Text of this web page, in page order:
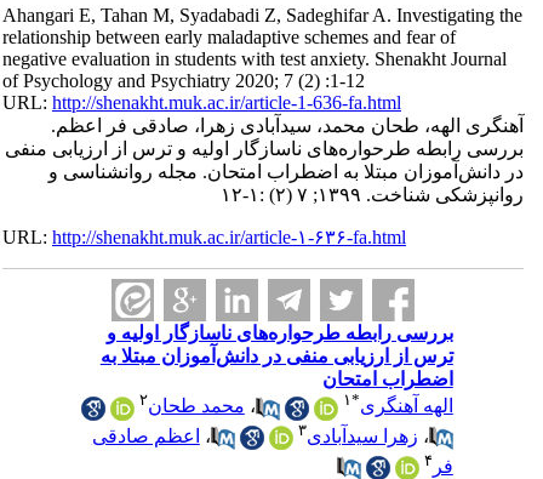
Ahangari E, Tahan M, Syadabadi Z, Sadeghifar A. Investigating the
relationship between early maladaptive schemes and fear of
negative evaluation in students with test anxiety. Shenakht Journal
of Psychology and Psychiatry 2020; 7 (2) :1-12
URL:http://shenakht.muk.ac.ir/article-1-636-fa.html
آهنگری الهه، طحان محمد، سیدآبادی زهرا، صادقی فر اعظم.
بررسی رابطه طرحواره‌های ناسازگار اولیه و ترس از ارزیابی منفی
در دانش‌آموزان مبتلا به اضطراب امتحان. مجله روانشناسی و
روانپزشکی شناخت. ۱۳۹۹; ۷ (۲) :۱-۱۲
URL:http://shenakht.muk.ac.ir/article-۱-۶۳۶-fa.html
بررسی رابطه طرحواره‌های ناسازگار اولیه و
ترس از ارزیابی منفی در دانش‌آموزان مبتلا به
اضطراب امتحان
الهه آهنگری* ۱ ،محمد طحان ۲
،زهرا سیدآبادی ،اعظم صادقی
فر۴